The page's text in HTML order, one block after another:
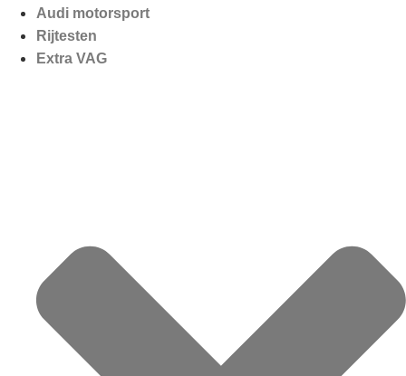
Audi motorsport
Rijtesten
Extra VAG